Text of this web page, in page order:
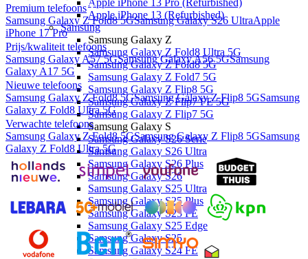
Apple iPhone 13 Pro (Refurbished)
Apple iPhone 13 (Refurbished)
Samsung
Samsung Galaxy Z
Samsung Galaxy Z Fold8 Ultra 5G
Samsung Galaxy Z Fold8 5G
Samsung Galaxy Z Fold7 5G
Samsung Galaxy Z Flip8 5G
Samsung Galaxy Z Flip7 FE 5G
Samsung Galaxy Z Flip7 5G
Samsung Galaxy S
Samsung Galaxy S26 Serie
Samsung Galaxy S26 Ultra
Samsung Galaxy S26 Plus
Samsung Galaxy S26
Samsung Galaxy S25 Ultra
Samsung Galaxy S25 Plus
Samsung Galaxy S25 FE
Samsung Galaxy S25 Edge
Samsung Galaxy S25
Samsung Galaxy S24 FE
Premium telefoons
Samsung Galaxy Z Fold8 5GSamsung Galaxy S26 UltraApple
iPhone 17 Pro
Prijs/kwaliteit telefoons
Samsung Galaxy A57 5GSamsung Galaxy A56 5GSamsung
Galaxy A17 5G
Nieuwe telefoons
Samsung Galaxy Z Fold8 5GSamsung Galaxy Z Flip8 5GSamsung
Galaxy Z Fold8 Ultra 5G
Verwachte telefoons
Samsung Galaxy Z Fold8 5GSamsung Galaxy Z Flip8 5GSamsung
Galaxy Z Fold8 Ultra 5G